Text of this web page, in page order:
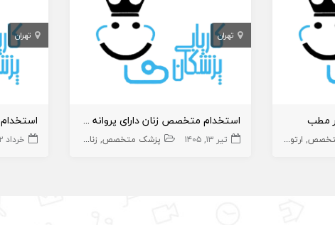
مطب
ارتوپد
تهران
استخدام متخصص زنان دارای پروانه پردیس
تیر ۱۳, ۱۴۰۵ پزشک متخصص زنان و زایمان
تهران
خرداد ۲, ۱۴۰۵